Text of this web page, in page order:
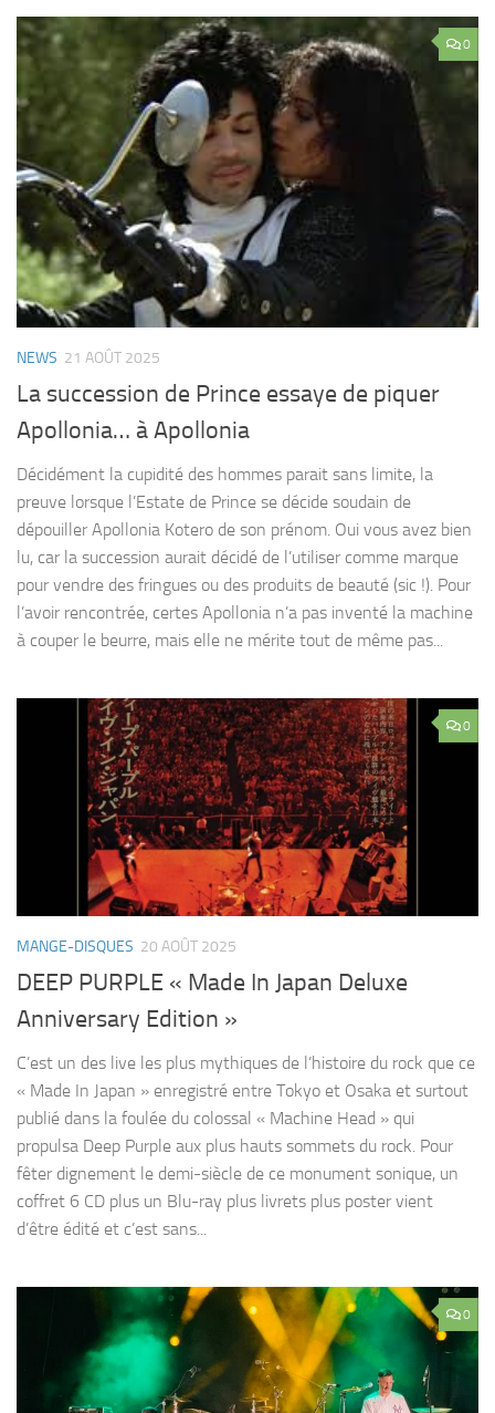
0
NEWS 21 AOÛT 2025
La succession de Prince essaye de piquer
Apollonia… à Apollonia
Décidément la cupidité des hommes parait sans limite, la
preuve lorsque l’Estate de Prince se décide soudain de
dépouiller Apollonia Kotero de son prénom. Oui vous avez bien
lu, car la succession aurait décidé de l’utiliser comme marque
pour vendre des fringues ou des produits de beauté (sic !). Pour
l’avoir rencontrée, certes Apollonia n’a pas inventé la machine
à couper le beurre, mais elle ne mérite tout de même pas...
0
MANGE-DISQUES 20 AOÛT 2025
DEEP PURPLE « Made In Japan Deluxe
Anniversary Edition »
C’est un des live les plus mythiques de l’histoire du rock que ce
« Made In Japan » enregistré entre Tokyo et Osaka et surtout
publié dans la foulée du colossal « Machine Head » qui
propulsa Deep Purple aux plus hauts sommets du rock. Pour
fêter dignement le demi-siècle de ce monument sonique, un
coffret 6 CD plus un Blu-ray plus livrets plus poster vient
d’être édité et c’est sans...
0